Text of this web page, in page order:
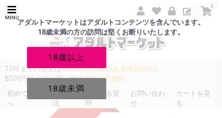
アダルトマーケットはアダルトコンテンツを含んでいます。
18歳未満の方の訪問は堅くお断りいたします。
18歳以上
18歳未満
MENU
0
16時までの注文は即日出荷(在庫のある商品のみ)
5500円以上のお買い物で送料当店負担
初めての方
へ
発送方
法
よくある質
問
お問い合わ
せ
カートを見
る